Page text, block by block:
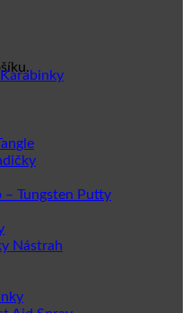
– Tungsten Putty
Nástrah